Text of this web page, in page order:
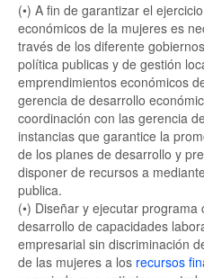
(•) A fin de garantizar el
económicos de la mujeres es
través de los diferente
política publicas y de gestión
emprendimientos económicos
gerencia de desarrollo
coordinación con las gerencia
instancias que garantice la
de los planes de desarrollo y
disponer de recursos a
publica.
(•) Diseñar y ejecutar
desarrollo de capacidades
empresarial sin discriminación
de las mujeres a los recursos